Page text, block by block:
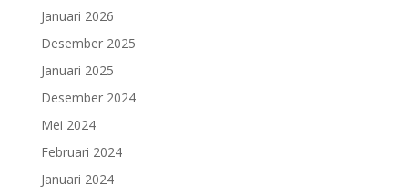
Januari 2026
Desember 2025
Januari 2025
Desember 2024
Mei 2024
Februari 2024
Januari 2024